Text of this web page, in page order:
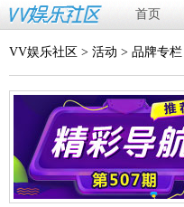
首页
VV娱乐社区 > 活动 > 品牌专栏